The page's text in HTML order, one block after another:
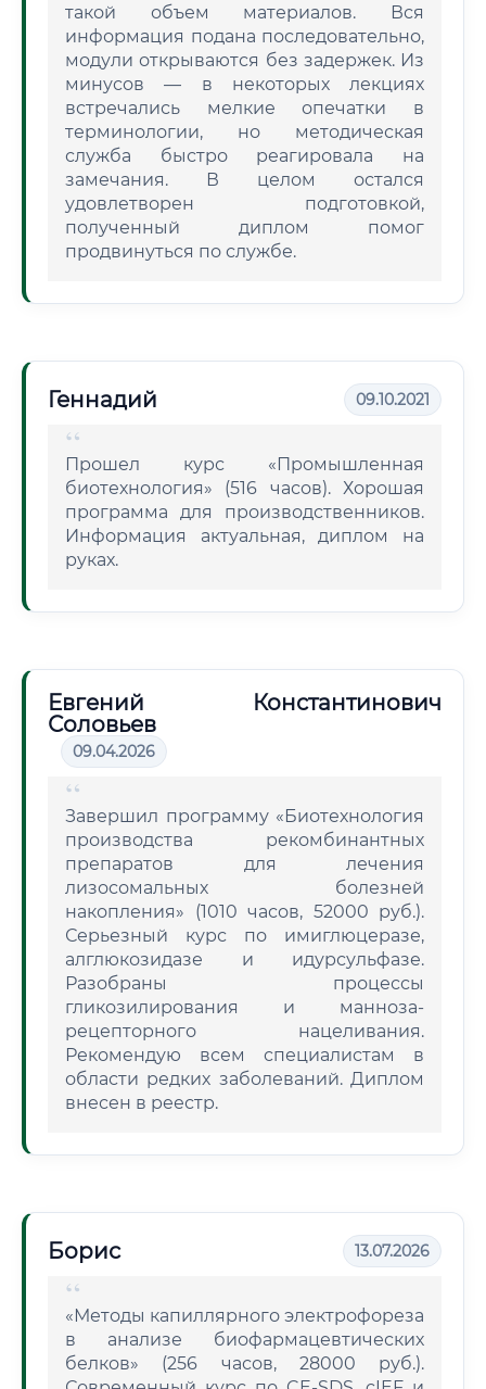
такой объем материалов. Вся
информация подана последовательно,
модули открываются без задержек. Из
минусов — в некоторых лекциях
встречались мелкие опечатки в
терминологии, но методическая
служба быстро реагировала на
замечания. В целом остался
удовлетворен подготовкой,
полученный диплом помог
продвинуться по службе.
Геннадий 09.10.2021
Прошел курс «Промышленная
биотехнология» (516 часов). Хорошая
программа для производственников.
Информация актуальная, диплом на
руках.
Евгений Константинович
Соловьев
09.04.2026
Завершил программу «Биотехнология
производства рекомбинантных
препаратов для лечения
лизосомальных болезней
накопления» (1010 часов, 52000 руб.).
Серьезный курс по имиглюцеразе,
алглюкозидазе и идурсульфазе.
Разобраны процессы
гликозилирования и манноза-
рецепторного нацеливания.
Рекомендую всем специалистам в
области редких заболеваний. Диплом
внесен в реестр.
Борис 13.07.2026
«Методы капиллярного электрофореза
в анализе биофармацевтических
белков» (256 часов, 28000 руб.).